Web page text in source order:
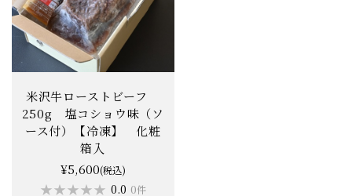
米沢牛ローストビーフ
250g 塩コショウ味（ソ
ース付）【冷凍】 化粧
箱入
¥5,600(税込)
★★★★★
★★★★★ 0.0 0件